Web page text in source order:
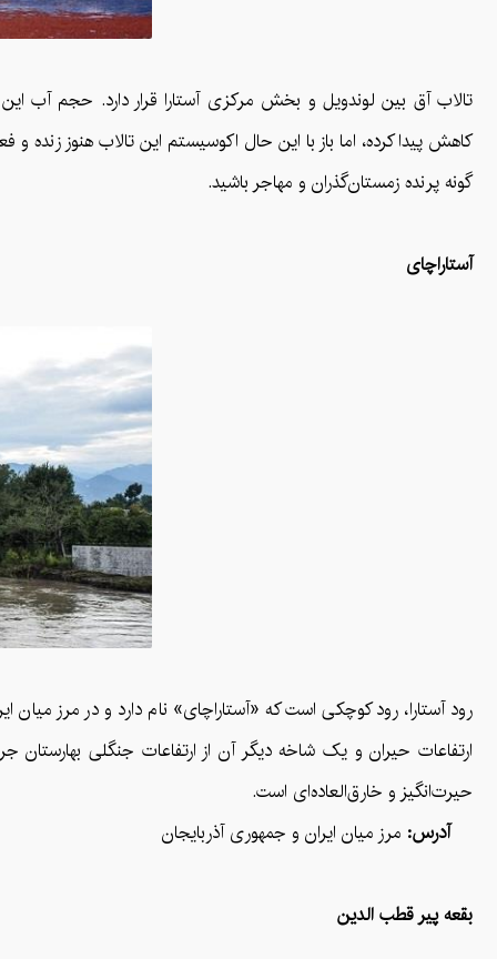
تالاب آق بین لوندویل و بخش مرکزی آستارا قرار دارد. حجم آب
گونه پرنده زمستان‌گذران و مهاجر باشید.
آستاراچای
رود آستارا، رود کوچکی است که «آستاراچای» نام دارد و در مرز
ارتفاعات حیران و یک شاخه دیگر آن از ارتفاعات جنگلی بهارستان
حیرت‌انگیز و خارق‌العاده‌ای است.
آدرس: مرز میان ایران و جمهوری آذربایجان
بقعه پیر قطب الدین